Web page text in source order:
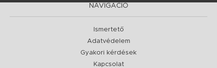
NAVIGÁCIÓ
Ismertető
Adatvédelem
Gyakori kérdések
Kapcsolat